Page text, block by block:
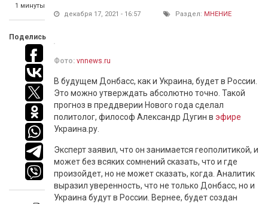
1 минуты
Поделись
декабря 17, 2021 - 16:57 Раздел: МНЕНИЕ
Фото: vnnews.ru
В будущем Донбасс, как и Украина, будет в России.
Это можно утверждать абсолютно точно. Такой
прогноз в преддверии Нового года сделал
политолог, философ Александр Дугин в эфире
Украина.ру.
Эксперт заявил, что он занимается геополитикой, и
может без всяких сомнений сказать, что и где
произойдет, но не может сказать, когда. Аналитик
выразил уверенность, что не только Донбасс, но и
Украина будут в России. Вернее, будет создан